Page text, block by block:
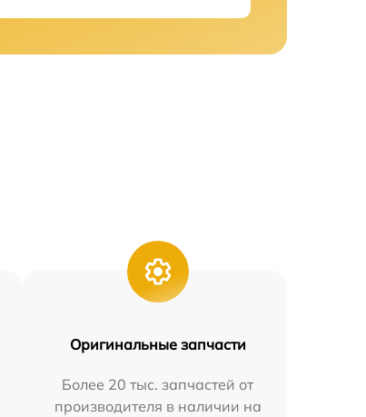
Оригинальные запчасти
Более 20 тыс. запчастей от
производителя в наличии на